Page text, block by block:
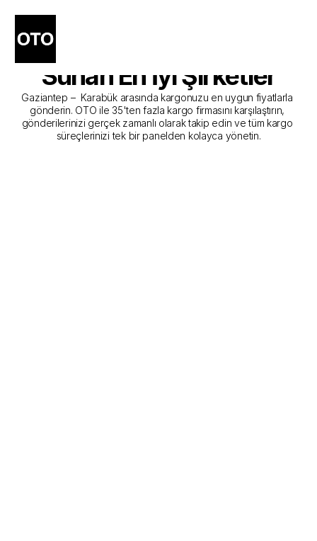
Gaziantep - Karabük
Kargo Gönderim Hizmeti
Sunan En İyi Şirketler
Gaziantep –  Karabük arasında kargonuzu en uygun fiyatlarla
gönderin. OTO ile 35'ten fazla kargo firmasını karşılaştırın,
gönderilerinizi gerçek zamanlı olarak takip edin ve tüm kargo
süreçlerinizi tek bir panelden kolayca yönetin.